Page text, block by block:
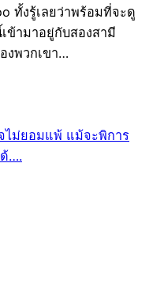
ทั้งรู้เลยว่าพร้อมที่จะดู
ข้ามาอยู่กับสองสามี
งพวกเขา…